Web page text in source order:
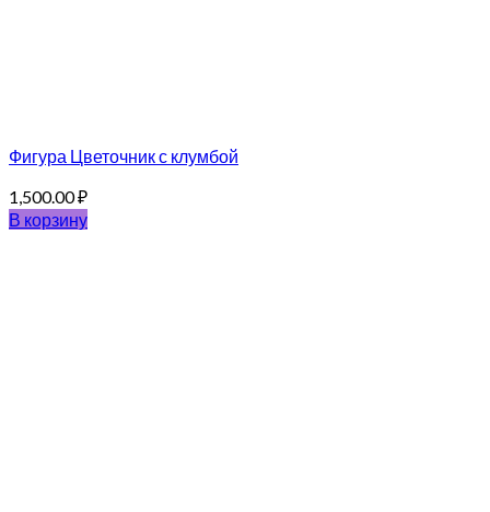
Фигура Цветочник с клумбой
1,500.00₽
В корзину